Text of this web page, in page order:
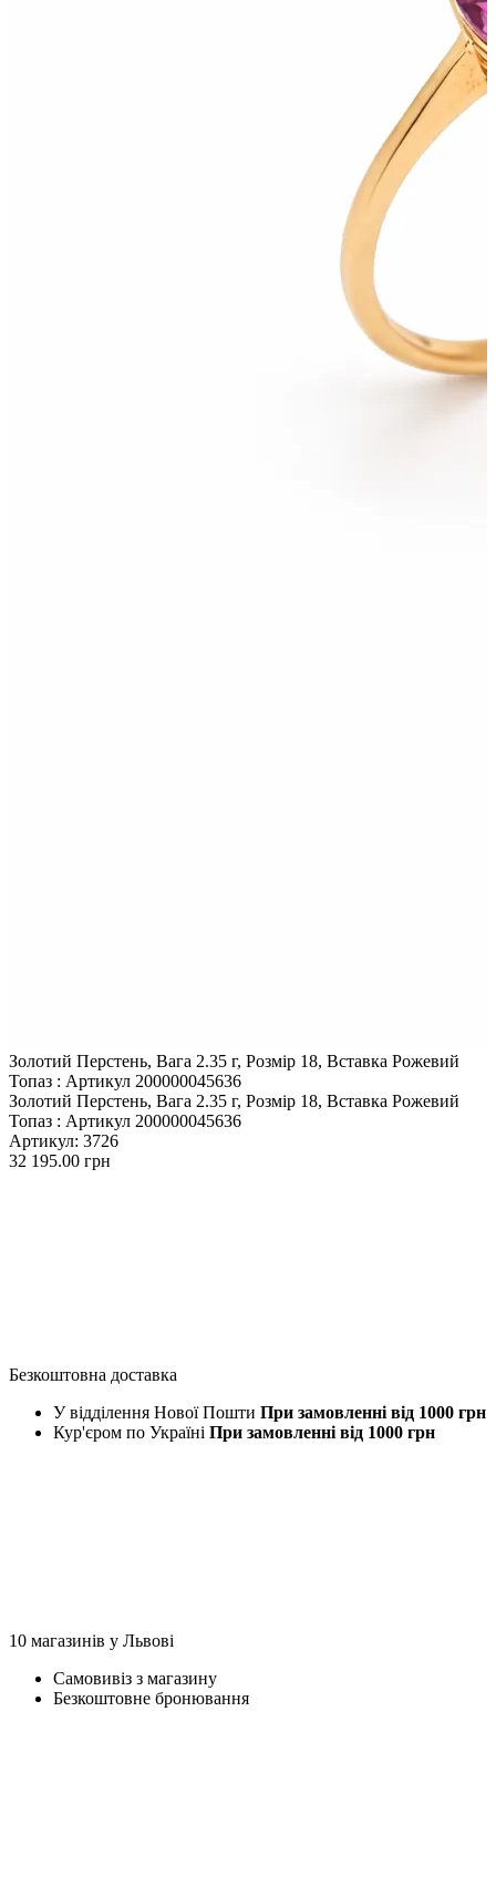
Золотий Перстень, Вага 2.35 г, Розмір 18, Вставка Рожевий
Топаз : Артикул 200000045636
Золотий Перстень, Вага 2.35 г, Розмір 18, Вставка Рожевий
Топаз : Артикул 200000045636
Артикул: 3726
32 195.00 грн
Безкоштовна доставка
У відділення Нової Пошти При замовленні від 1000 грн
Кур'єром по Україні При замовленні від 1000 грн
10 магазинів у Львові
Самовивіз з магазину
Безкоштовне бронювання